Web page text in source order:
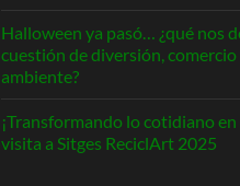
Halloween ya pasó… ¿qué nos
cuestión de diversión,
ambiente?
¡Transformando lo cotidiano
visita a Sitges ReciclArt 2025